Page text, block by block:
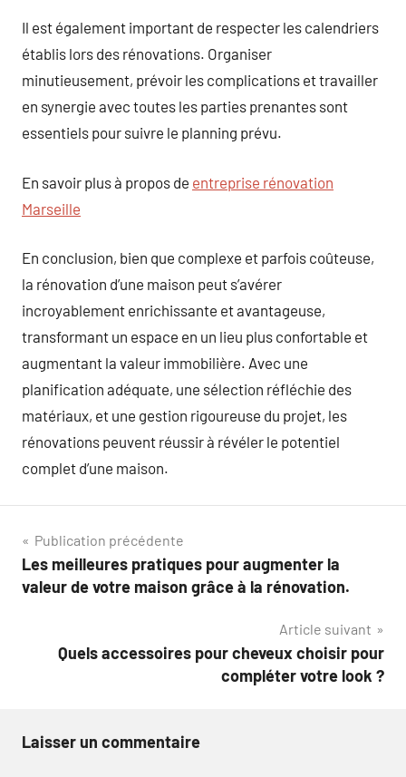
Il est également important de respecter les calendriers
établis lors des rénovations. Organiser
minutieusement, prévoir les complications et travailler
en synergie avec toutes les parties prenantes sont
essentiels pour suivre le planning prévu.
En savoir plus à propos de entreprise rénovation
Marseille
En conclusion, bien que complexe et parfois coûteuse,
la rénovation d’une maison peut s’avérer
incroyablement enrichissante et avantageuse,
transformant un espace en un lieu plus confortable et
augmentant la valeur immobilière. Avec une
planification adéquate, une sélection réfléchie des
matériaux, et une gestion rigoureuse du projet, les
rénovations peuvent réussir à révéler le potentiel
complet d’une maison.
Navigation
de
Publication précédente
Les meilleures pratiques pour augmenter la
valeur de votre maison grâce à la rénovation.
Article suivant
Quels accessoires pour cheveux choisir pour
compléter votre look ?
Laisser un commentaire